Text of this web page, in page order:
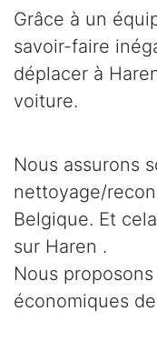
Grâce à un
savoir-faire
déplacer à
voiture.
Nous assurons
nettoyage/
Belgique. Et
sur Haren .
Nous
économiques